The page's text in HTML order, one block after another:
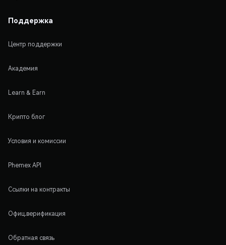
Поддержка
Центр поддержки
Академия
Learn & Earn
Крипто блог
Условия и комиссии
Phemex API
Ссылки на контракты
Офиц.верификация
Обратная связь